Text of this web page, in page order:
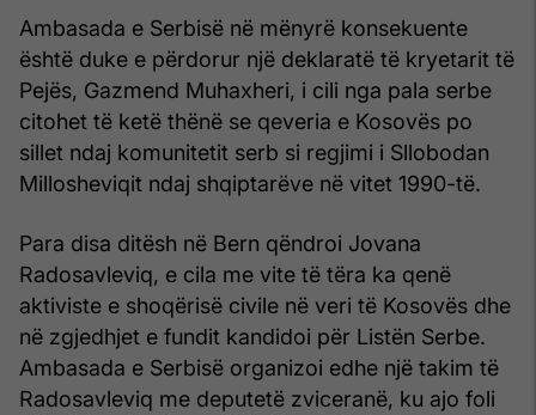
Ambasada e Serbisë në mënyrë konsekuente
është duke e përdorur një deklaratë të kryetarit të
Pejës, Gazmend Muhaxheri, i cili nga pala serbe
citohet të ketë thënë se qeveria e Kosovës po
sillet ndaj komunitetit serb si regjimi i Sllobodan
Millosheviqit ndaj shqiptarëve në vitet 1990-të.
Para disa ditësh në Bern qëndroi Jovana
Radosavleviq, e cila me vite të tëra ka qenë
aktiviste e shoqërisë civile në veri të Kosovës dhe
në zgjedhjet e fundit kandidoi për Listën Serbe.
Ambasada e Serbisë organizoi edhe një takim të
Radosavleviq me deputetë zviceranë, ku ajo foli